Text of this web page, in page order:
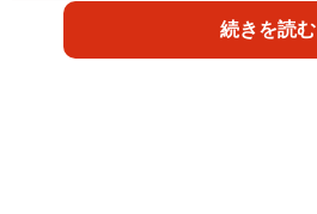
続きを読む